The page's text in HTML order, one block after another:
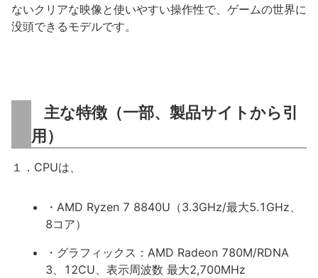
ないクリアな映像と使いやすい操作性で、ゲームの世界に
没頭できるモデルです。
主な特徴（一部、製品サイトから引
用）
１．CPUは、
・AMD Ryzen 7 8840U（3.3GHz/最大5.1GHz、
8コア）
・グラフィックス：AMD Radeon 780M/RDNA
3、12CU、表示周波数 最大2,700MHz